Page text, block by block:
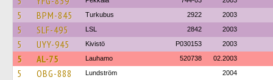
5 BPM-845 Turkubus 2922 2003
5 SLF-495 LSL 2842 2003
5 UYY-945 Kivistö P030153 2003
5 AL-75 Lauhamo 520738 02.2003
5 OBG-888 Lundström 2004